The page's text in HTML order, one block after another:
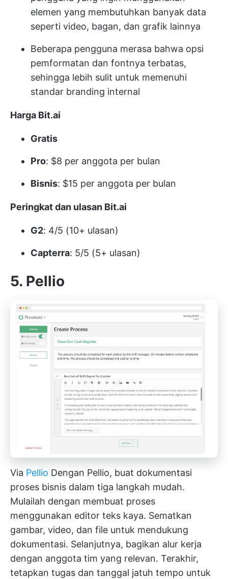
elemen yang membutuhkan banyak data
seperti video, bagan, dan grafik lainnya
Beberapa pengguna merasa bahwa opsi
pemformatan dan fontnya terbatas,
sehingga lebih sulit untuk memenuhi
standar branding internal
Harga Bit.ai
Gratis
Pro: $8 per anggota per bulan
Bisnis: $15 per anggota per bulan
Peringkat dan ulasan Bit.ai
G2: 4/5 (10+ ulasan)
Capterra: 5/5 (5+ ulasan)
5. Pellio
Via Pellio Dengan Pellio, buat dokumentasi
proses bisnis dalam tiga langkah mudah.
Mulailah dengan membuat proses
menggunakan editor teks kaya. Sematkan
gambar, video, dan file untuk mendukung
dokumentasi. Selanjutnya, bagikan alur kerja
dengan anggota tim yang relevan. Terakhir,
tetapkan tugas dan tanggal jatuh tempo untuk